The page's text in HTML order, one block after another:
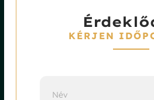
KÉRJEN